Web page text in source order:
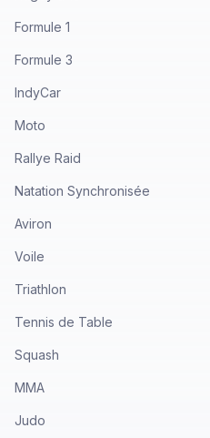
Formule 1
Formule 3
IndyCar
Moto
Rallye Raid
Natation Synchronisée
Aviron
Voile
Triathlon
Tennis de Table
Squash
MMA
Judo